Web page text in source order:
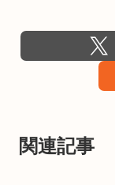
関連記事